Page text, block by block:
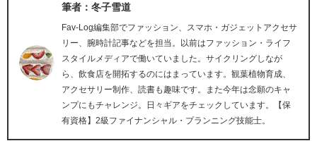
筆者：冬子雪道
Fav-Log編集部でファッション、スマホ・ガジェットアクセサ
リー、腕時計記事などを担当。以前はファッション・ライフ
スタイルメディアで働いていました。サイクリングしなが
ら、飲食店を開拓するのにはまっています。観葉植物育成、
アクセサリー制作、読書も趣味です。また今年は念願のキャ
ンプにもチャレンジ。日々ギアをチェックしています。【保
有資格】2級ファイナンシャル・プランニング技能士。